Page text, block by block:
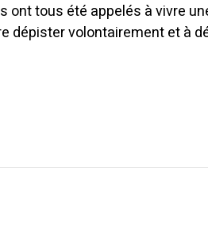
ont tous été appelés à vivre
dépister volontairement et à